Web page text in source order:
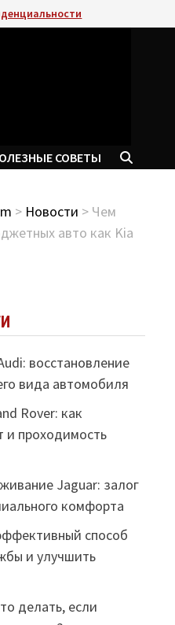
СОВЕТЫ
> Новости > Чем
авто как Kia
восстановление
вида автомобиля
Rover: как
и проходимость
Jaguar: залог
комфорта
способ
и улучшить
делать, если